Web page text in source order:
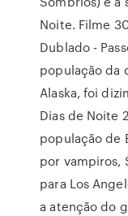
Noite. Filme
Dublado -
população da
Alaska, foi
Dias de Noite
população de
por vampiros,
para Los
a atenção do